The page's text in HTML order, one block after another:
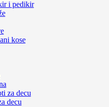
i pedikir
kose
za decu
decu